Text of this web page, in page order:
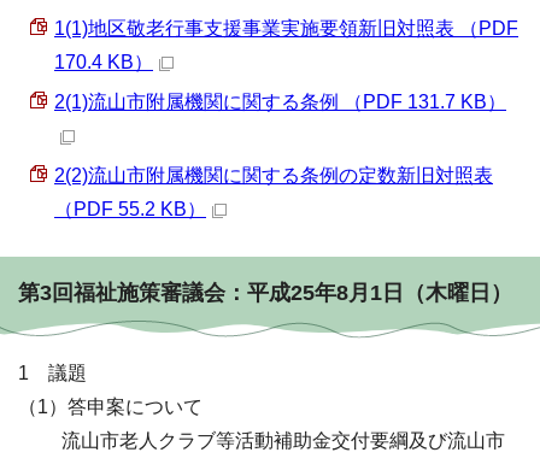
1(1)地区敬老行事支援事業実施要領新旧対照表 （PDF
170.4 KB）
2(1)流山市附属機関に関する条例 （PDF 131.7 KB）
2(2)流山市附属機関に関する条例の定数新旧対照表
（PDF 55.2 KB）
第3回福祉施策審議会：平成25年8月1日（木曜日）
1 議題
（1）答申案について
流山市老人クラブ等活動補助金交付要綱及び流山市